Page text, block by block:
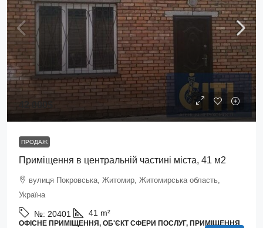
42 000$
ПРОДАЖ
Приміщення в центральній частині міста, 41 м2
вулиця Покровська, Житомир, Житомирська область,
Україна
№: 20401 41 m²
ОФІСНЕ ПРИМІЩЕННЯ, ОБ'ЄКТ СФЕРИ ПОСЛУГ, ПРИМІЩЕННЯ